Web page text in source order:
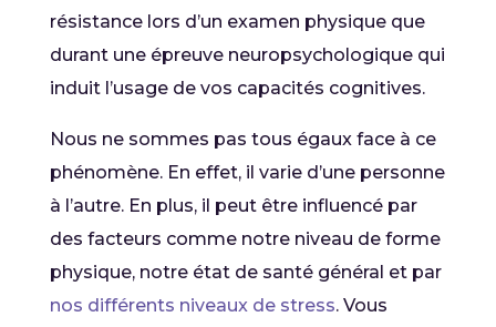
résistance lors d’un examen physique que
durant une épreuve neuropsychologique qui
induit l’usage de vos capacités cognitives.
Nous ne sommes pas tous égaux face à ce
phénomène. En effet, il varie d’une personne
à l’autre. En plus, il peut être influencé par
des facteurs comme notre niveau de forme
physique, notre état de santé général et par
nos différents niveaux de stress. Vous